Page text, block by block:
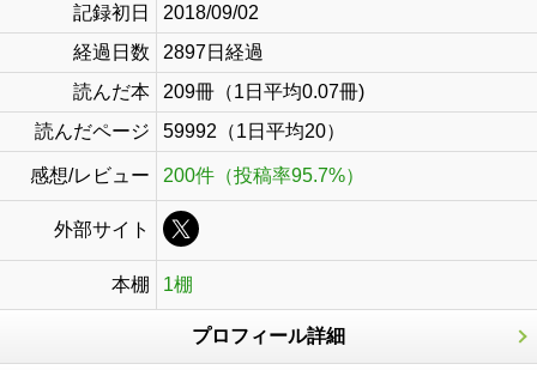
記録初日
2018/09/02
経過日数
2897日経過
読んだ本
209冊（1日平均0.07冊)
読んだページ
59992（1日平均20）
感想/レビュー 200件（投稿率95.7%）
外部サイト
本棚 1棚
プロフィール詳細